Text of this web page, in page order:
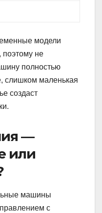
модели
поэтому не
полностью
слишком маленькая
создаст
—
или
машины
с